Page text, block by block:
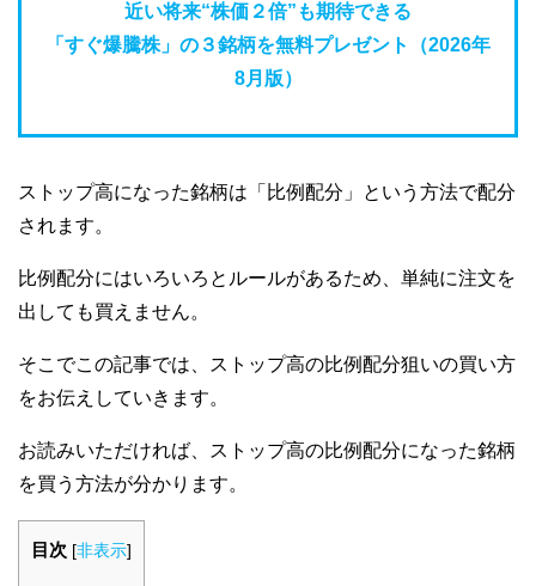
近い将来“株価２倍”も期待できる
「すぐ爆騰株」の３銘柄を無料プレゼント（2026年
8月版）
ストップ高になった銘柄は「比例配分」という方法で配分
されます。
比例配分にはいろいろとルールがあるため、単純に注文を
出しても買えません。
そこでこの記事では、ストップ高の比例配分狙いの買い方
をお伝えしていきます。
お読みいただければ、ストップ高の比例配分になった銘柄
を買う方法が分かります。
目次 [非表示]